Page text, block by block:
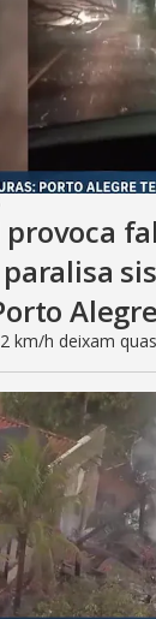
Alegre
km/h deixam